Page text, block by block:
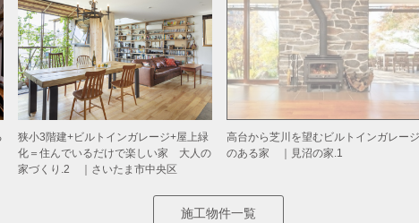
狭小3階建+ビルトインガレージ+屋上緑
化＝住んでいるだけで楽しい家 大人の
家づくり.2 ｜さいたま市中央区
高台から芝川を望むビルトインガレージ
のある家 ｜見沼の家.1
施工物件一覧